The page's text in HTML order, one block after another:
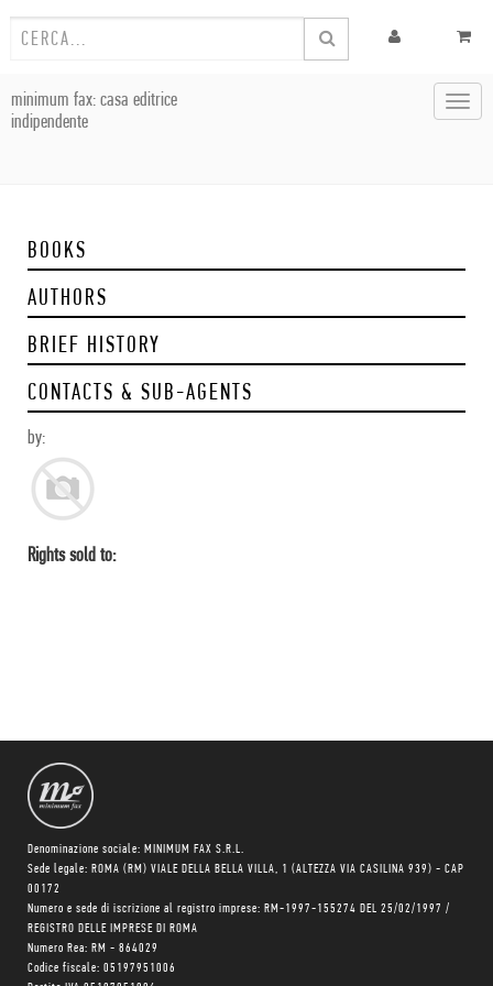
minimum fax: casa editrice
indipendente
BOOKS
AUTHORS
BRIEF HISTORY
CONTACTS & SUB-AGENTS
by:
Rights sold to:
Denominazione sociale: MINIMUM FAX S.R.L.
Sede legale: ROMA (RM) VIALE DELLA BELLA VILLA, 1 (ALTEZZA VIA CASILINA 939) - CAP
00172
Numero e sede di iscrizione al registro imprese: RM-1997-155274 DEL 25/02/1997 /
REGISTRO DELLE IMPRESE DI ROMA
Numero Rea: RM - 864029
Codice fiscale: 05197951006